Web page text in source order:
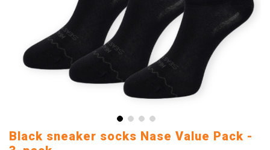
Skip
to
Black sneaker socks Nase Value Pack -